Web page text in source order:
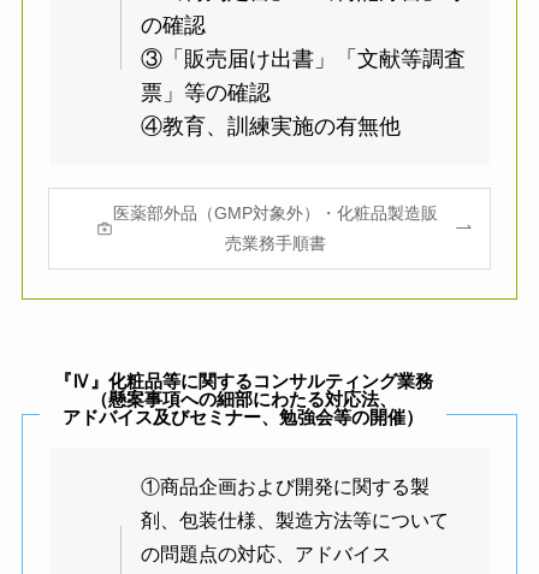
の確認
③「販売届け出書」「文献等調査
票」等の確認
④教育、訓練実施の有無他
医薬部外品（GMP対象外）・化粧品製造販
売業務手順書
『Ⅳ』化粧品等に関するコンサルティング業務
（懸案事項への細部にわたる対応法、
アドバイス及びセミナー、勉強会等の開催）
①商品企画および開発に関する製
剤、包装仕様、製造方法等について
の問題点の対応、アドバイス